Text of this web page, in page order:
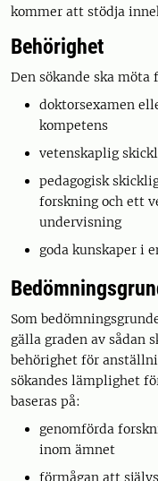
kommer att stödja
Behörighet
Den sökande ska
doktorsexamen
kompetens
vetenskaplig
pedagogisk
forskning och ett
undervisning
goda kunskaper i
Som
gälla graden av sådan
behörighet för
sökandes lämplighet
baseras på:
genomförda
inom ämnet
förmågan att